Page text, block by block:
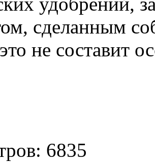
сделанным
не составит
6835